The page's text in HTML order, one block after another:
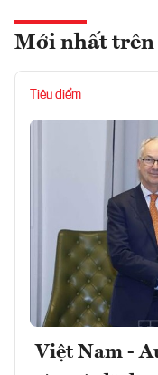
Mới nhất trên
Tiêu điểm
Việt Nam -